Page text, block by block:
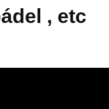
, etc